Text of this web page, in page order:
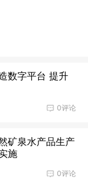
数字平台 提升
0评论
矿泉水产品生产
施
0评论